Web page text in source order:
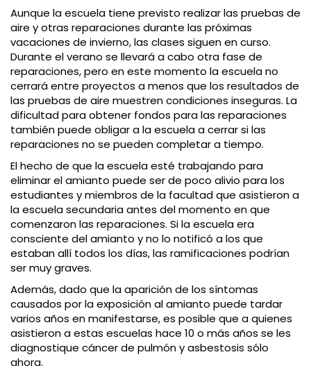
Aunque la escuela tiene previsto realizar las pruebas de
aire y otras reparaciones durante las próximas
vacaciones de invierno, las clases siguen en curso.
Durante el verano se llevará a cabo otra fase de
reparaciones, pero en este momento la escuela no
cerrará entre proyectos a menos que los resultados de
las pruebas de aire muestren condiciones inseguras. La
dificultad para obtener fondos para las reparaciones
también puede obligar a la escuela a cerrar si las
reparaciones no se pueden completar a tiempo.
El hecho de que la escuela esté trabajando para
eliminar el amianto puede ser de poco alivio para los
estudiantes y miembros de la facultad que asistieron a
la escuela secundaria antes del momento en que
comenzaron las reparaciones. Si la escuela era
consciente del amianto y no lo notificó a los que
estaban allí todos los días, las ramificaciones podrían
ser muy graves.
Además, dado que la aparición de los síntomas
causados por la exposición al amianto puede tardar
varios años en manifestarse, es posible que a quienes
asistieron a estas escuelas hace 10 o más años se les
diagnostique cáncer de pulmón y asbestosis sólo
ahora.